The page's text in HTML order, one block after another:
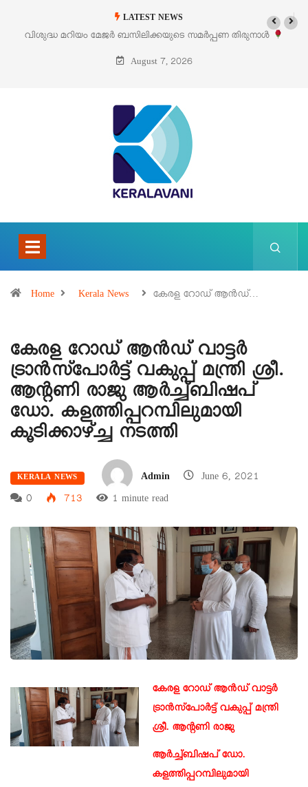
LATEST NEWS
മേജർ ബസിലിക്കയുടെ സമർപ്പണ തിരുനാൾ
‘പെറ്റൽസ്’
August 7, 2026
Home Kerala News കേരള റോഡ് ആൻഡ്…
കേരള റോഡ് ആൻഡ് വാട്ടർ
ട്രാൻസ്‌പോർട്ട് വകുപ്പ് മന്ത്രി ശ്രീ.
ആൻ്റണി രാജു ആർച്ച്ബിഷപ്
ഡോ. കളത്തിപ്പറമ്പിലുമായി
കൂടിക്കാഴ്ച്ച നടത്തി
KERALA NEWS Admin
June 6, 2021
0
713 1 minute read
കേരള റോഡ് ആൻഡ് വാട്ടർ
ട്രാൻസ്‌പോർട്ട് വകുപ്പ് മന്ത്രി
ശ്രീ. ആൻ്റണി രാജു
ആർച്ച്ബിഷപ് ഡോ.
കളത്തിപ്പറമ്പിലുമായി